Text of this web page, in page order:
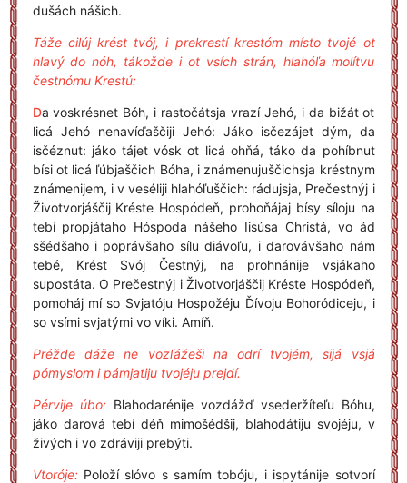
dušách nášich.
Táže cilúj krést tvój, i prekrestí krestóm místo tvojé ot
hlavý do nóh, tákožde i ot vsích strán, hlahóľa molítvu
čestnómu Krestú:
Da voskrésnet Bóh, i rastočátsja vrazí Jehó, i da bižát ot
licá Jehó nenavíďaščiji Jehó: Jáko isčezájet dým, da
isčéznut: jáko tájet vósk ot licá ohňá, táko da pohíbnut
bísi ot licá ľúbjaščich Bóha, i známenujuščichsja kréstnym
známenijem, i v veséliji hlahóľuščich: rádujsja, Prečestnýj i
Životvorjáščij Kréste Hospódeň, prohoňájaj bísy síloju na
tebí propjátaho Hóspoda nášeho Iisúsa Christá, vo ád
sšédšaho i poprávšaho sílu diávoľu, i darovávšaho nám
tebé, Krést Svój Čestnýj, na prohnánije vsjákaho
supostáta. O Prečestnýj i Životvorjáščij Kréste Hospódeň,
pomoháj mí so Svjatóju Hospožéju Ďívoju Bohoródiceju, i
so vsími svjatými vo víki. Amíň.
Préžde dáže ne vozľážeši na odrí tvojém, sijá vsjá
pómyslom i pámjatiju tvojéju prejdí.
Pérvije úbo:Blahodarénije vozdážď vsederžíteľu Bóhu,
jáko darová tebí déň mimošédšij, blahodátiju svojéju, v
živých i vo zdráviji prebýti.
Vtoróje:Položí slóvo s samím tobóju, i ispytánije sotvorí